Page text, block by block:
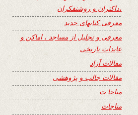
،داکتران و روشنفکران
معرفی کتابهای جدید
معرفی و تجلیل از مساجد ، اماکن و
عابدات تاریخی
مقالات آزاد
مقالات جالب و پژوهشی
مناجا ت
مناجات